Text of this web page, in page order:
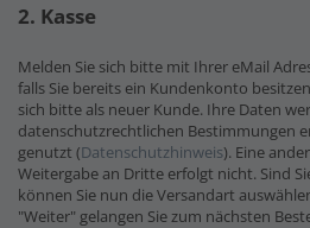
2. Kasse
Melden Sie sich bitte mit Ihrer eMail
falls Sie bereits ein Kundenkonto
sich bitte als neuer Kunde. Ihre Daten
datenschutzrechtlichen Bestimmungen
genutzt (Datenschutzhinweis). Eine
Weitergabe an Dritte erfolgt nicht. Sind
können Sie nun die Versandart
"Weiter" gelangen Sie zum nächsten